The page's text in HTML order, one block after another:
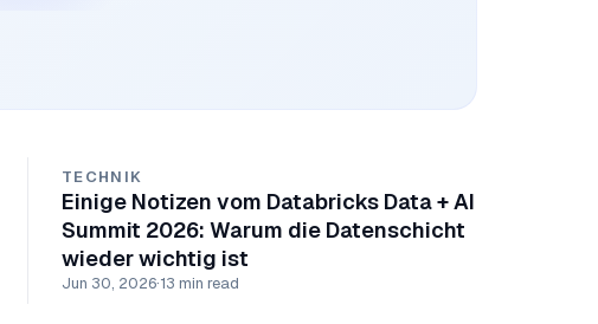
TECHNIK
Einige Notizen vom Databricks Data + AI
Summit 2026: Warum die Datenschicht
wieder wichtig ist
Jun 30, 2026·13 min read